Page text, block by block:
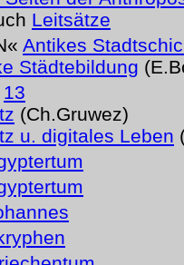
Leitsätze
Antikes
Städtebildung
13
(Ch.Gruwez)
u. digitales Leben